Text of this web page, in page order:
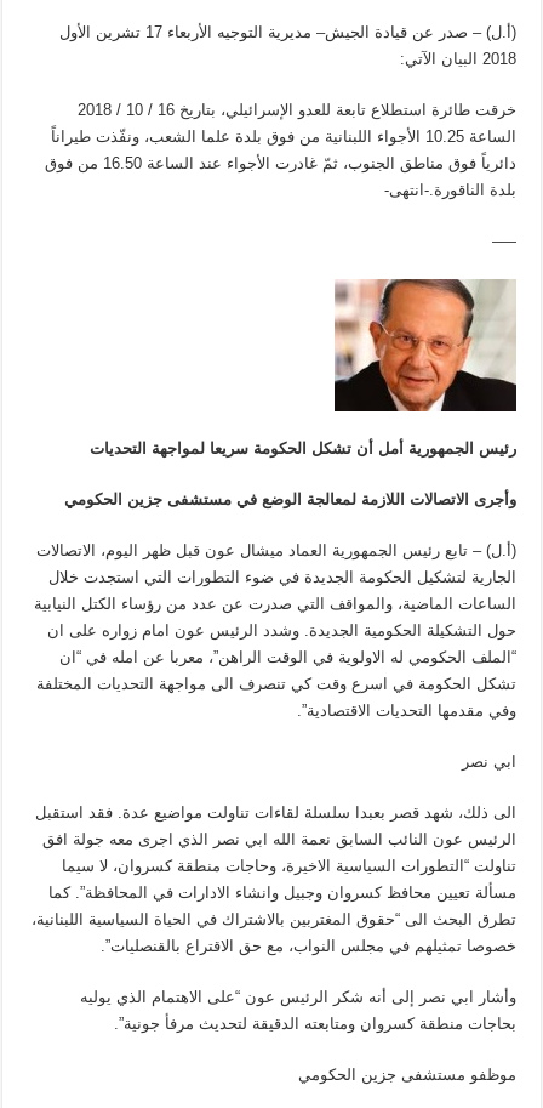
(أ.ل) – صدر عن قيادة الجيش– مديرية التوجيه الأربعاء 17 تشرين الأول
2018 البيان الآتي:
خرقت طائرة استطلاع تابعة للعدو الإسرائيلي، بتاريخ 16 / 10 / 2018
الساعة 10.25 الأجواء اللبنانية من فوق بلدة علما الشعب، ونفّذت طيراناً
دائرياً فوق مناطق الجنوب، ثمّ غادرت الأجواء عند الساعة 16.50 من فوق
بلدة الناقورة.-انتهى-
—–
رئيس الجمهورية أمل أن تشكل الحكومة سريعا لمواجهة التحديات
وأجرى الاتصالات اللازمة لمعالجة الوضع في مستشفى جزين الحكومي
(أ.ل) – تابع رئيس الجمهورية العماد ميشال عون قبل ظهر اليوم، الاتصالات
الجارية لتشكيل الحكومة الجديدة في ضوء التطورات التي استجدت خلال
الساعات الماضية، والمواقف التي صدرت عن عدد من رؤساء الكتل النيابية
حول التشكيلة الحكومية الجديدة. وشدد الرئيس عون امام زواره على ان
“الملف الحكومي له الاولوية في الوقت الراهن”، معربا عن امله في “ان
تشكل الحكومة في اسرع وقت كي تنصرف الى مواجهة التحديات المختلفة
وفي مقدمها التحديات الاقتصادية”.
ابي نصر
الى ذلك، شهد قصر بعبدا سلسلة لقاءات تناولت مواضيع عدة. فقد استقبل
الرئيس عون النائب السابق نعمة الله ابي نصر الذي اجرى معه جولة افق
تناولت “التطورات السياسية الاخيرة، وحاجات منطقة كسروان، لا سيما
مسألة تعيين محافظ كسروان وجبيل وانشاء الادارات في المحافظة”. كما
تطرق البحث الى “حقوق المغتربين بالاشتراك في الحياة السياسية اللبنانية،
خصوصا تمثيلهم في مجلس النواب، مع حق الاقتراع بالقنصليات”.
وأشار ابي نصر إلى أنه شكر الرئيس عون “على الاهتمام الذي يوليه
بحاجات منطقة كسروان ومتابعته الدقيقة لتحديث مرفأ جونية”.
موظفو مستشفى جزين الحكومي